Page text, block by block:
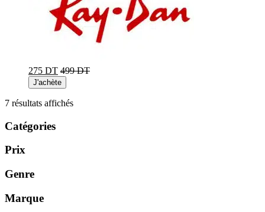
275 DT 499 DT
J'achète
7 résultats affichésTrié
Catégories
Prix
Genre
Marque